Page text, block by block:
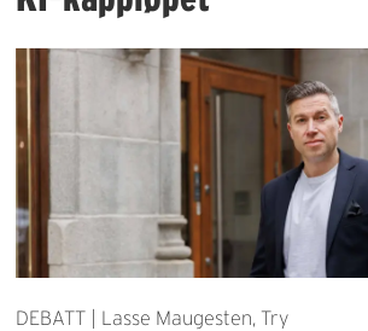
DEBATT | Lasse Maugesten, Try